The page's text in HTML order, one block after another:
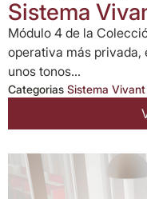
Sistema
Módulo 4 de la
operativa más privada,
unos tonos...
Categorias Sistema Vivant